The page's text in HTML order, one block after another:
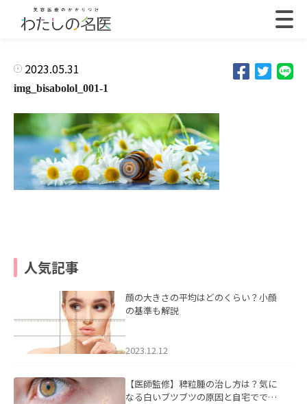
2023.05.31
img_bisabolol_001-1
人気記事
顔の大きさの平均はどのくらい？小顔
の基準も解説
2023.12.12
【医師監修】稗粒腫の治し方は？気に
なる白いブツブツの原因と自宅ででき